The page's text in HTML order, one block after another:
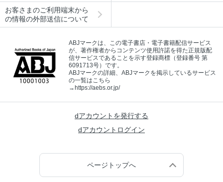
お客さまのご利用端末から
の情報の外部送信について
ABJマークは、この電子書店・電子書籍配信サービス
が、著作権者からコンテンツ使用許諾を得た正規版配
信サービスであることを示す登録商標（登録番号 第
6091713号）です。
ABJマークの詳細、ABJマークを掲示しているサービス
の一覧はこちら
→ https://aebs.or.jp/
dアカウントを発行する
dアカウントログイン
ページトップへ